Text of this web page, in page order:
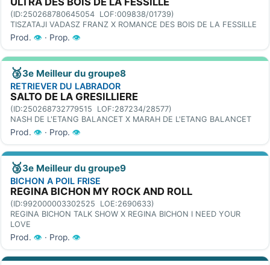
(ID:250268780645054 LOF:009838/01739)
TISZATAJI VADASZ FRANZ X ROMANCE DES BOIS DE LA FESSILLE
Prod. 👁 · Prop. 👁
🥉3e Meilleur du groupe8
RETRIEVER DU LABRADOR
SALTO DE LA GRESILLIERE
(ID:250268732779515 LOF:287234/28577)
NASH DE L'ETANG BALANCET X MARAH DE L'ETANG BALANCET
Prod. 👁 · Prop. 👁
🥉3e Meilleur du groupe9
BICHON A POIL FRISE
REGINA BICHON MY ROCK AND ROLL
(ID:992000003302525 LOE:2690633)
REGINA BICHON TALK SHOW X REGINA BICHON I NEED YOUR
LOVE
Prod. 👁 · Prop. 👁